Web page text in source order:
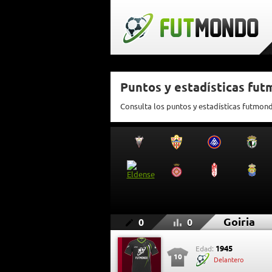
Puntos y estadísticas
Consulta los puntos y estadísticas
0 0 Goiria
10
Edad: 1945
Delantero